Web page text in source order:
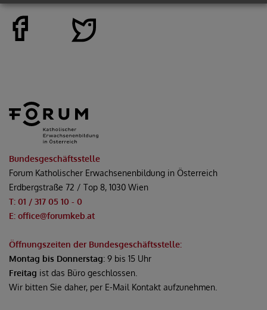
Bundesgeschäftsstelle
Forum Katholischer Erwachsenenbildung in Österreich
Erdbergstraße 72 / Top 8, 1030 Wien
T: 01 / 317 05 10 - 0
E: office@forumkeb.at
Öffnungszeiten der Bundesgeschäftsstelle:
Montag bis Donnerstag: 9 bis 15 Uhr
Freitag ist das Büro geschlossen.
Wir bitten Sie daher, per E-Mail Kontakt aufzunehmen.